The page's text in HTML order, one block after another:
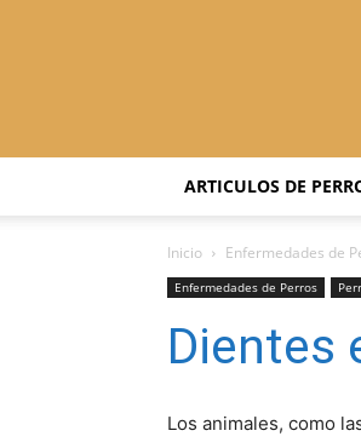
ARTICULOS DE
Inicio Enfermedades de
Enfermedades de Perros
Dientes
Los animales, como